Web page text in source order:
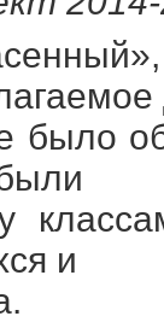
было
и